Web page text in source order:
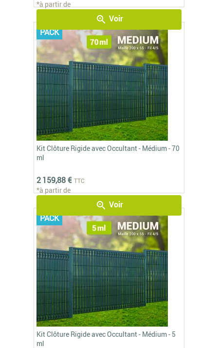
*à partir de
zoom_in Voir
Kit Clôture Rigide avec Occultant - Médium - 70
ml
2 159,88 € TTC
*à partir de
zoom_in Voir
PACK
Kit Clôture Rigide avec Occultant - Médium - 5
ml
PACK